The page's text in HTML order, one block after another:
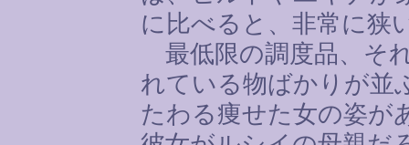
に比べると、非常に狭
最低限の調度品、そ
れている物ばかりが並
たわる痩せた女の姿が